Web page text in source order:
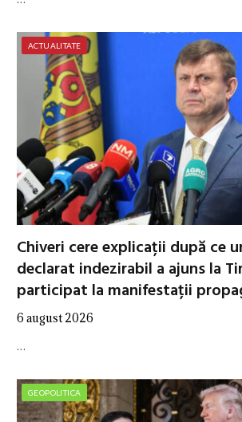
ACTUALITATE
Chiveri cere explicații după ce
declarat indezirabil a ajuns la
participat la manifestații
6 august 2026
…
GEOPOLITICA